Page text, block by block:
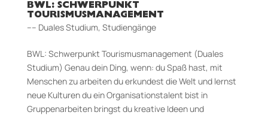
BWL: SCHWERPUNKT
TOURISMUSMANAGEMENT
–– Duales Studium, Studiengänge
BWL: Schwerpunkt Tourismusmanagement (Duales
Studium) Genau dein Ding, wenn: du Spaß hast, mit
Menschen zu arbeiten du erkundest die Welt und lernst
neue Kulturen du ein Organisationstalent bist in
Gruppenarbeiten bringst du kreative Ideen und